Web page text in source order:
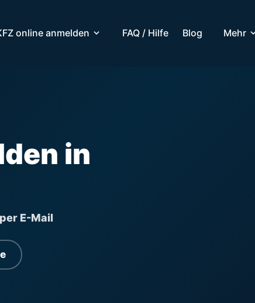
online anmelden FAQ / Hilfe Blog Mehr
in
E-Mail